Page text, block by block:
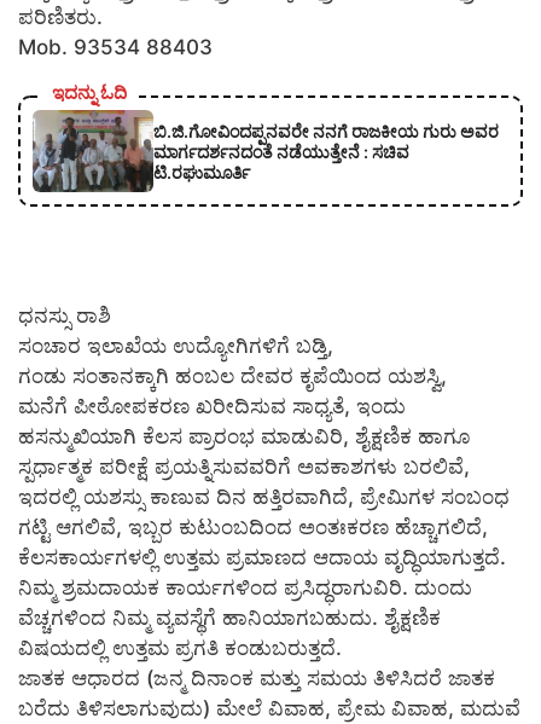
ಪರಿಣಿತರು.
Mob. 93534 88403
ಇದನ್ನು ಓದಿ
ಬಿ.ಜಿ.ಗೋವಿಂದಪ್ಪನವರೇ ನನಗೆ ರಾಜಕೀಯ ಗುರು ಅವರ
ಮಾರ್ಗದರ್ಶನದಂತೆ ನಡೆಯುತ್ತೇನೆ : ಸಚಿವ
ಟಿ.ರಘುಮೂರ್ತಿ
ಧನಸ್ಸು ರಾಶಿ
ಸಂಚಾರ ಇಲಾಖೆಯ ಉದ್ಯೋಗಿಗಳಿಗೆ ಬಡ್ತಿ,
ಗಂಡು ಸಂತಾನಕ್ಕಾಗಿ ಹಂಬಲ ದೇವರ ಕೃಪೆಯಿಂದ ಯಶಸ್ವಿ,
ಮನೆಗೆ ಪೀಠೋಪಕರಣ ಖರೀದಿಸುವ ಸಾಧ್ಯತೆ, ಇಂದು
ಹಸನ್ಮುಖಿಯಾಗಿ ಕೆಲಸ ಪ್ರಾರಂಭ ಮಾಡುವಿರಿ, ಶೈಕ್ಷಣಿಕ ಹಾಗೂ
ಸ್ಪರ್ಧಾತ್ಮಕ ಪರೀಕ್ಷೆ ಪ್ರಯತ್ನಿಸುವವರಿಗೆ ಅವಕಾಶಗಳು ಬರಲಿವೆ,
ಇದರಲ್ಲಿ ಯಶಸ್ಸು ಕಾಣುವ ದಿನ ಹತ್ತಿರವಾಗಿದೆ, ಪ್ರೇಮಿಗಳ ಸಂಬಂಧ
ಗಟ್ಟಿ ಆಗಲಿವೆ, ಇಬ್ಬರ ಕುಟುಂಬದಿಂದ ಅಂತಃಕರಣ ಹೆಚ್ಚಾಗಲಿದೆ,
ಕೆಲಸಕಾರ್ಯಗಳಲ್ಲಿ ಉತ್ತಮ ಪ್ರಮಾಣದ ಆದಾಯ ವೃದ್ಧಿಯಾಗುತ್ತದೆ.
ನಿಮ್ಮ ಶ್ರಮದಾಯಕ ಕಾರ್ಯಗಳಿಂದ ಪ್ರಸಿದ್ಧರಾಗುವಿರಿ. ದುಂದು
ವೆಚ್ಚಗಳಿಂದ ನಿಮ್ಮ ವ್ಯವಸ್ಥೆಗೆ ಹಾನಿಯಾಗಬಹುದು. ಶೈಕ್ಷಣಿಕ
ವಿಷಯದಲ್ಲಿ ಉತ್ತಮ ಪ್ರಗತಿ ಕಂಡುಬರುತ್ತದೆ.
ಜಾತಕ ಆಧಾರದ (ಜನ್ಮ ದಿನಾಂಕ ಮತ್ತು ಸಮಯ ತಿಳಿಸಿದರೆ ಜಾತಕ
ಬರೆದು ತಿಳಿಸಲಾಗುವುದು) ಮೇಲೆ ವಿವಾಹ, ಪ್ರೇಮ ವಿವಾಹ, ಮದುವೆ